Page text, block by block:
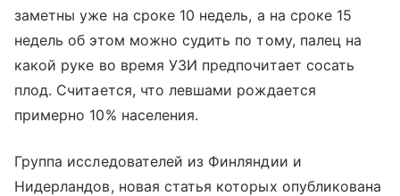
заметны уже на сроке 10 недель, а на сроке 15
недель об этом можно судить по тому, палец на
какой руке во время УЗИ предпочитает сосать
плод. Считается, что левшами рождается
примерно 10% населения.
Группа исследователей из Финляндии и
Нидерландов, новая статья которых опубликована